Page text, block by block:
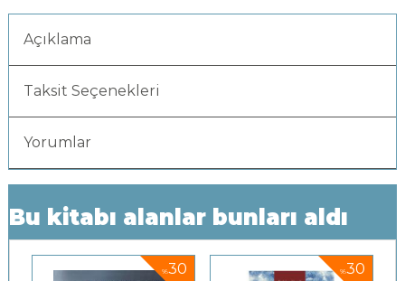
Açıklama
Taksit Seçenekleri
Yorumlar
Bu kitabı alanlar bunları aldı
%30 %30